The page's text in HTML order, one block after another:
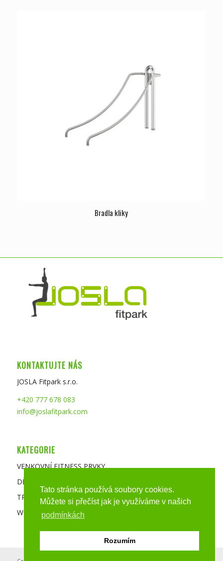
Tato stránka používá soubory cookies.
Můžete si přečíst jak je využíváme v našich
podmínkách
Rozumím
Bradla kliky
KONTAKTUJTE NÁS
JOSLA Fitpark s.r.o.
+420 777 678 083
info@joslafitpark.com
KATEGORIE
VENKOVNÍ FITNESS PRVKY
DĚTSKÉ VENKOVNÍ FITNESS PRVKY
TRAMPOLÍNY
WORKOUT & PARKOUR